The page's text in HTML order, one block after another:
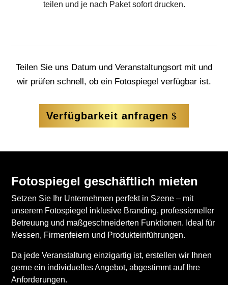
teilen und je nach Paket sofort drucken.
Teilen Sie uns Datum und Veranstaltungsort mit und
wir prüfen schnell, ob ein Fotospiegel verfügbar ist.
Verfügbarkeit anfragen
Fotospiegel geschäftlich mieten
Setzen Sie Ihr Unternehmen perfekt in Szene – mit
unserem Fotospiegel inklusive Branding, professioneller
Betreuung und maßgeschneiderten Funktionen. Ideal für
Messen, Firmenfeiern und Produkteinführungen.
Da jede Veranstaltung einzigartig ist, erstellen wir Ihnen
gerne ein individuelles Angebot, abgestimmt auf Ihre
Anforderungen.